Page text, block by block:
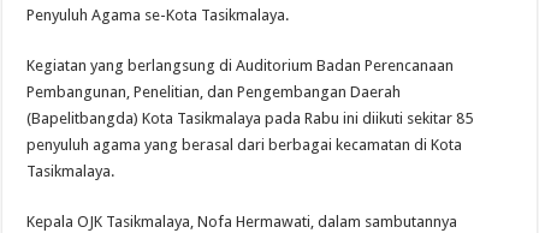
Penyuluh Agama se-Kota Tasikmalaya.
Kegiatan yang berlangsung di Auditorium Badan Perencanaan
Pembangunan, Penelitian, dan Pengembangan Daerah
(Bapelitbangda) Kota Tasikmalaya pada Rabu ini diikuti sekitar 85
penyuluh agama yang berasal dari berbagai kecamatan di Kota
Tasikmalaya.
Kepala OJK Tasikmalaya, Nofa Hermawati, dalam sambutannya